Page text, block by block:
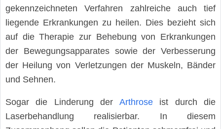
gekennzeichneten Verfahren zahlreiche auch tief
liegende Erkrankungen zu heilen. Dies bezieht sich
auf die Therapie zur Behebung von Erkrankungen
der Bewegungsapparates sowie der Verbesserung
der Heilung von Verletzungen der Muskeln, Bänder
und Sehnen.
Sogar die Linderung der Arthroseist durch die
Laserbehandlung realisierbar. In diesem